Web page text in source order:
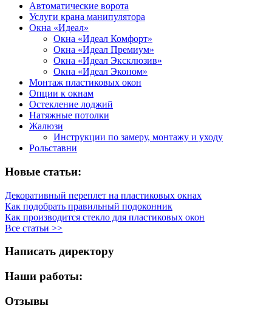
Автоматические ворота
Услуги крана манипулятора
Окна «Идеал»
Окна «Идеал Комфорт»
Окна «Идеал Премиум»
Окна «Идеал Эксклюзив»
Окна «Идеал Эконом»
Монтаж пластиковых окон
Опции к окнам
Остекление лоджий
Натяжные потолки
Жалюзи
Инструкции по замеру, монтажу и уходу
Рольставни
Новые статьи:
Декоративный переплет на пластиковых окнах
Как подобрать правильный подоконник
Как производится стекло для пластиковых окон
Все статьи >>
Написать директору
Наши работы:
Отзывы